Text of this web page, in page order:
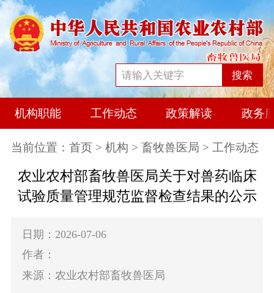
搜索
机构职能 工作动态 政策解读 政务
当前位置： 首页 > 机构 > 畜牧兽医局 > 工作动态
农业农村部畜牧兽医局关于对兽药临床
试验质量管理规范监督检查结果的公示
日期：2026-07-06
作者：
来源：农业农村部畜牧兽医局